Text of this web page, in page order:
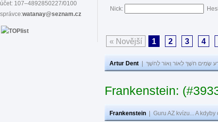
účet: 107–4892850227/0100
správce:watanay@seznam.cz
Nick:
« Novější 1 2 3 4
Artur Dent שָׂמִים חֹשֶׁךְ לְאוֹר וְאוֹר לְחֹשֶׁךְ
Frankenstein:
Frankenstein Guru AZ kvízu... A